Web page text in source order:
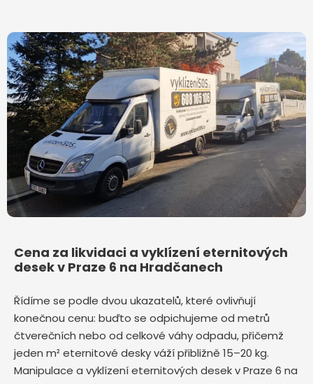
Cena za likvidaci a vyklízení eternitových
desek v Praze 6 na Hradčanech
Řídíme se podle dvou ukazatelů, které ovlivňují
konečnou cenu: buďto se odpichujeme od metrů
čtverečních nebo od celkové váhy odpadu, přičemž
jeden m² eternitové desky váží přibližně 15–20 kg.
Manipulace a vyklízení eternitových desek v Praze 6 na